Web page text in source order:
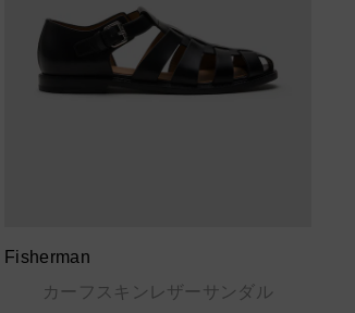
Fisherman
カーフスキンレザーサンダル